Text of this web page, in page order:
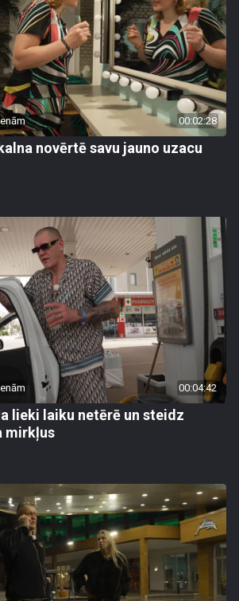
00:02:28
novērtē savu jauno uzacu
00:04:42
lieki laiku netērē un steidz
mirkļus